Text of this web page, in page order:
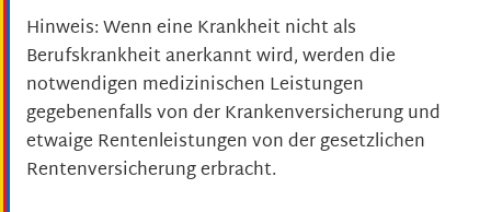
Hinweis: Wenn eine Krankheit nicht als
Berufskrankheit anerkannt wird, werden die
notwendigen medizinischen Leistungen
gegebenenfalls von der Krankenversicherung und
etwaige Rentenleistungen von der gesetzlichen
Rentenversicherung erbracht.